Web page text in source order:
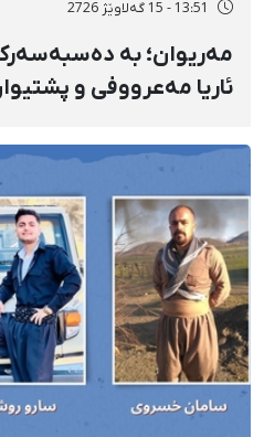
13:51 - 15 گەلاوێژ 2726
مەریوان؛ بە
ئاریا مەعرووفی و
بۆ شەش کەس زیادی